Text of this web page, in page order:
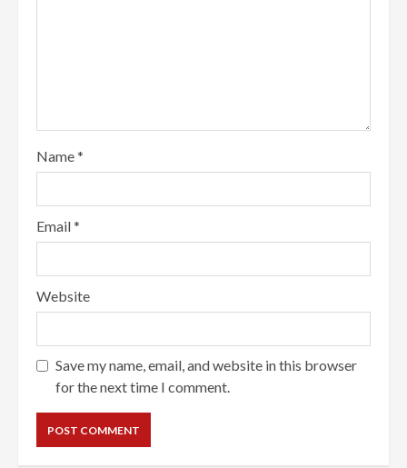
Name*
Email*
Website
Save my name, email, and website in this browser
for the next time I comment.